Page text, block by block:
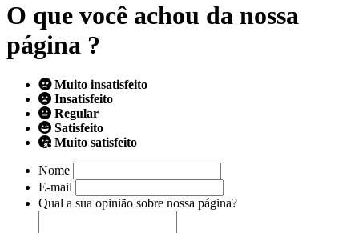
O que você achou da nossa
página ?
Muito insatisfeito
Insatisfeito
Regular
Satisfeito
Muito satisfeito
Nome
E-mail
Qual a sua opinião sobre nossa página?